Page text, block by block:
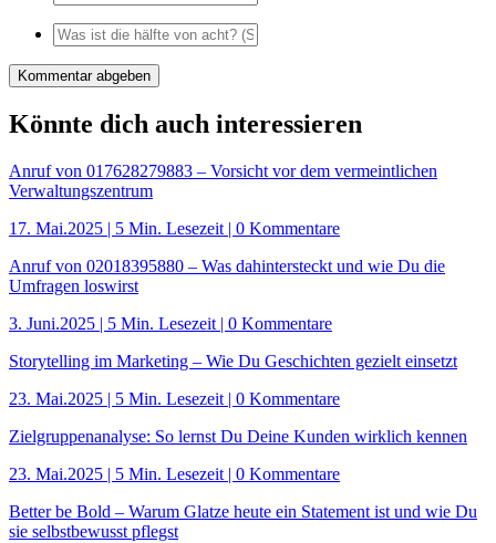
Könnte dich auch interessieren
Anruf von 017628279883 – Vorsicht vor dem vermeintlichen
Verwaltungszentrum
17. Mai.2025 | 5 Min. Lesezeit | 0 Kommentare
Anruf von 02018395880 – Was dahintersteckt und wie Du die
Umfragen loswirst
3. Juni.2025 | 5 Min. Lesezeit | 0 Kommentare
Storytelling im Marketing – Wie Du Geschichten gezielt einsetzt
23. Mai.2025 | 5 Min. Lesezeit | 0 Kommentare
Zielgruppenanalyse: So lernst Du Deine Kunden wirklich kennen
23. Mai.2025 | 5 Min. Lesezeit | 0 Kommentare
Better be Bold – Warum Glatze heute ein Statement ist und wie Du
sie selbstbewusst pflegst